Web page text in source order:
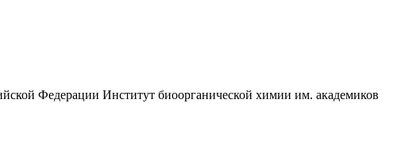
Федерации Институт биоорганической химии им. академиков